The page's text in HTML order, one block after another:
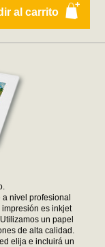
al carrito
nivel profesional
es inkjet
un papel
de alta calidad.
elija e incluirá un